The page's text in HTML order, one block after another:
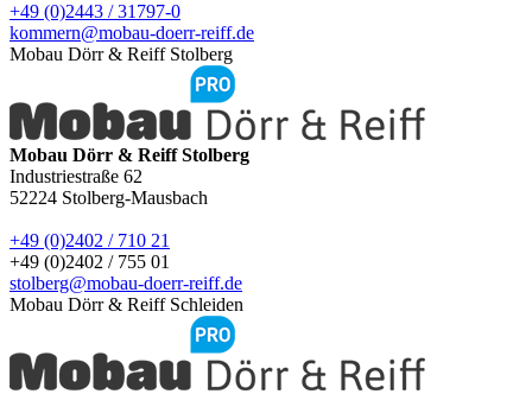
+49 (0)2443 / 31797-0
kommern@mobau-doerr-reiff.de
Mobau Dörr & Reiff Stolberg
Mobau Dörr & Reiff Stolberg
Industriestraße 62
52224 Stolberg-Mausbach
+49 (0)2402 / 710 21
+49 (0)2402 / 755 01
stolberg@mobau-doerr-reiff.de
Mobau Dörr & Reiff Schleiden